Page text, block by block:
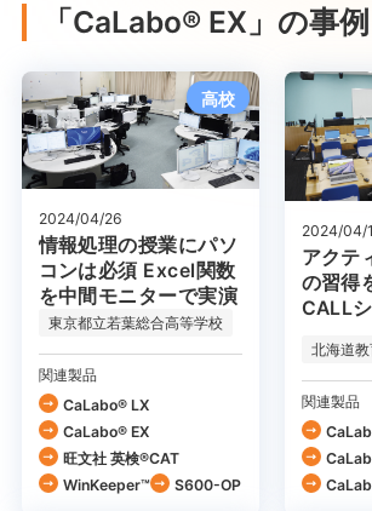
「CaLabo® EX」の事例
高校
2024/04/26
情報処理の授業にパソ
コンは必須 Excel関数
を中間モニターで実演
東京都立若葉総合高等学校
関連製品
CaLabo® LX
CaLabo® EX
旺文社 英検®CAT
WinKeeper™
S600-OP
2024/04/
アクテ
の習得
CALL
北海道
関連製品